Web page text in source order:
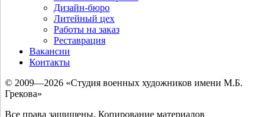
Дизайн-бюро
Литейный цех
Работы на заказ
Реставрация
Вакансии
Контакты
© 2009—2026 «Студия военных художников имени М.Б.
Грекова»
Все права защищены. Копирование материалов